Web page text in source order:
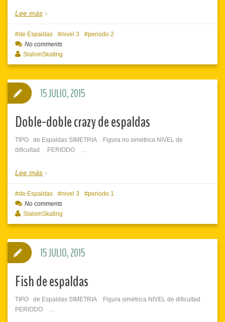
Lee más
de Espaldas nivel 3
periodo 2
No comments
SlalomSkating
Doble-doble crazy de espaldas
TIPO de Espaldas SIMETRIA Figura no simétrica NIVEL de
dificultad PERIODO …
Lee más
15 JULIO, 2015
de Espaldas nivel 3
periodo 1
No comments
SlalomSkating
Fish de espaldas
TIPO de Espaldas SIMETRIA Figura simétrica NIVEL de dificultad
PERIODO …
15 JULIO, 2015